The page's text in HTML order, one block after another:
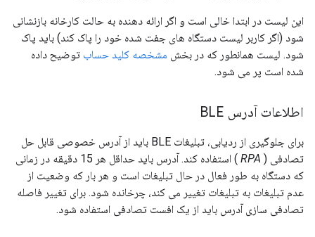
این لیست در ابتدا خالی است و اگر ارائه دهنده به حالت کارخانه بازنشانی
شود (اگر کاربر لیست دستگاه های جفت شده خود را پاک کند) باید پاک
شود. لیست همانطور که در بخش مشخصه کلید حساب توضیح داده
شده است پر می شود.
اطلاعات آدرس BLE
برای جلوگیری از ردیابی، تبلیغات BLE باید از آدرس خصوصی قابل حل
تصادفی ( RPA
) استفاده کند. آدرس باید حداقل هر 15 دقیقه در زمانی
که دستگاه به طور فعال در حال تبلیغات است و هر بار که وضعیت از
عدم تبلیغات به تبلیغات تغییر می کند، چرخانده شود. برای تغییر فاصله
تصادفی سازی آدرس باید از یک افست تصادفی استفاده شود.